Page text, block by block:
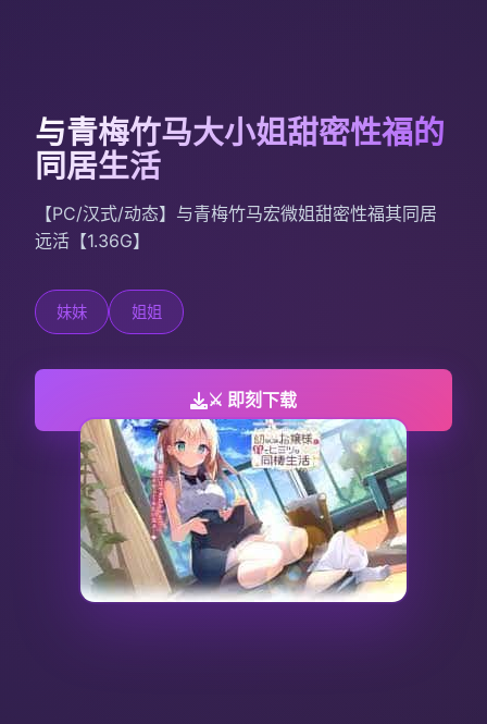
与青梅竹马大小姐甜密性福的
同居生活
【PC/汉式/动态】与青梅竹马宏微姐甜密性福其同居
远活【1.36G】
妹妹 姐姐
⚔️ 即刻下载